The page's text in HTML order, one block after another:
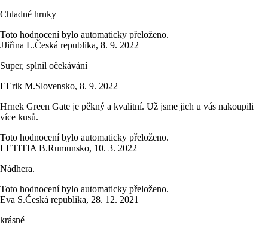
Chladné hrnky
Toto hodnocení bylo automaticky přeloženo.
JJiřina L.Česká republika, 8. 9. 2022
Super, splnil očekávání
EErik M.Slovensko, 8. 9. 2022
Hrnek Green Gate je pěkný a kvalitní. Už jsme jich u vás nakoupili
více kusů.
Toto hodnocení bylo automaticky přeloženo.
LETITIA B.Rumunsko, 10. 3. 2022
Nádhera.
Toto hodnocení bylo automaticky přeloženo.
Eva S.Česká republika, 28. 12. 2021
krásné